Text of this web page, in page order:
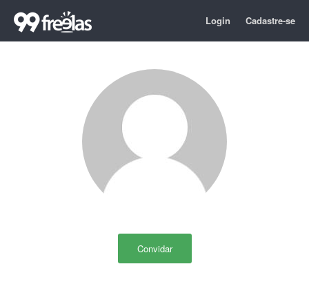
Login Cadastre-se
Convidar